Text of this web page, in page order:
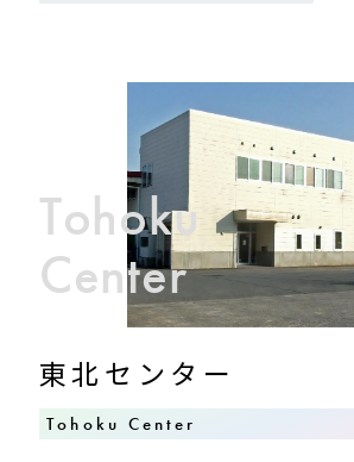
Tohoku
Center
東北センター
Tohoku Center